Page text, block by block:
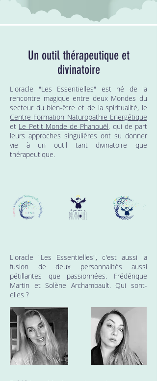
Un outil thérapeutique et
divinatoire
L'oracle "Les Essentielles" est né de la
rencontre magique entre deux Mondes du
secteur du bien-être et de la spiritualité, le
Centre Formation Naturopathie Energétique
et Le Petit Monde de Phanouël, qui de part
leurs approches singulières ont su donner
vie à un outil tant divinatoire que
thérapeutique.
L'oracle "Les Essentielles", c'est aussi la
fusion de deux personnalités aussi
pétillantes que passionnées. Frédérique
Martin et Solène Archambault. Qui sont-
elles ?